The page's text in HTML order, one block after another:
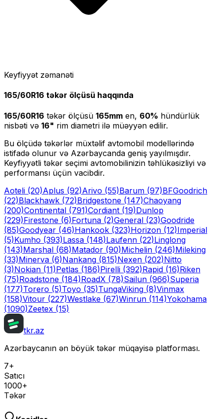
Keyfiyyət zəmanəti
165/60R16 təkər ölçüsü haqqında
165/60R16 təkər ölçüsü 165mm en, 60% hündürlük
nisbəti və 16" rim diametri ilə müəyyən edilir.
Bu ölçüdə təkərlər müxtəlif avtomobil modellərində
istifadə olunur və Azərbaycanda geniş yayılmışdır.
Keyfiyyətli təkər seçimi avtomobilinizin təhlükəsizliyi və
performansı üçün vacibdir.
Aoteli (20)Aplus (92)Arivo (55)Barum (97)BFGoodrich
(22)Blackhawk (72)Bridgestone (147)Chaoyang
(200)Continental (791)Cordiant (19)Dunlop
(229)Firestone (6)Fortuna (2)General (23)Goodride
(85)Goodyear (46)Hankook (323)Horizon (12)Imperial
(5)Kumho (393)Lassa (148)Laufenn (22)Linglong
(143)Marshal (68)Matador (90)Michelin (246)Mileking
(33)Minerva (6)Nankang (815)Nexen (202)Nitto
(3)Nokian (11)Petlas (186)Pirelli (392)Rapid (16)Riken
(75)Roadstone (184)RoadX (78)Sailun (966)Superia
(177)Torero (5)Toyo (35)TungaViking (8)Vinmax
(158)Vitour (227)Westlake (67)Winrun (114)Yokohama
(1090)Zeetex (15)
tkr.az
Azərbaycanın ən böyük təkər müqayisə platforması.
7+
Satıcı
1000+
Təkər